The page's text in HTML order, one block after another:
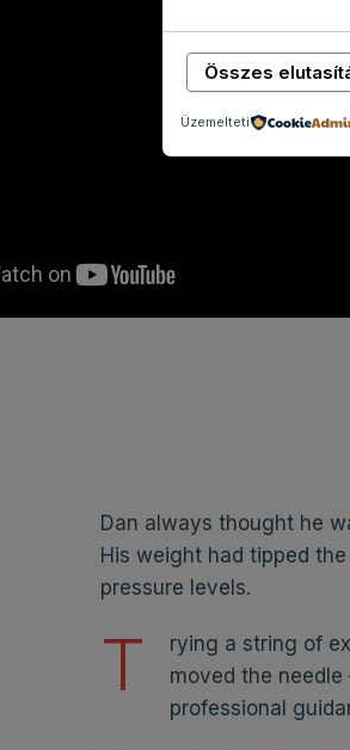
Dan always thought he
His weight had tipped
pressure levels.
T
rying a string of
moved the
professional
Összes
Üzemelteti